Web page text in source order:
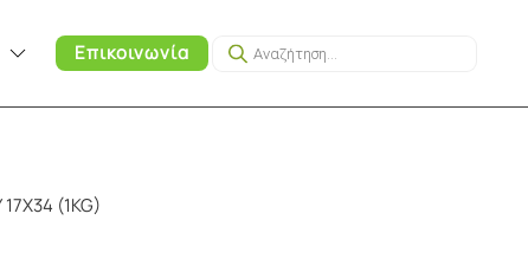
Επικοινωνία Products
search
(1KG)